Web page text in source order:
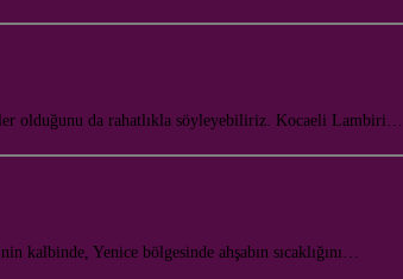
olduğunu da rahatlıkla söyleyebiliriz. Kocaeli Lambiri…
kalbinde, Yenice bölgesinde ahşabın sıcaklığını…